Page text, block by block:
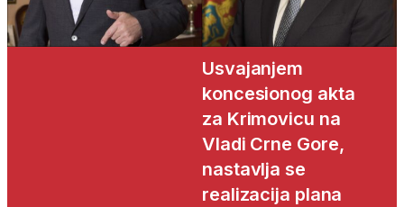
Usvajanjem
koncesionog akta
za Krimovicu na
Vladi Crne Gore,
nastavlja se
realizacija plana